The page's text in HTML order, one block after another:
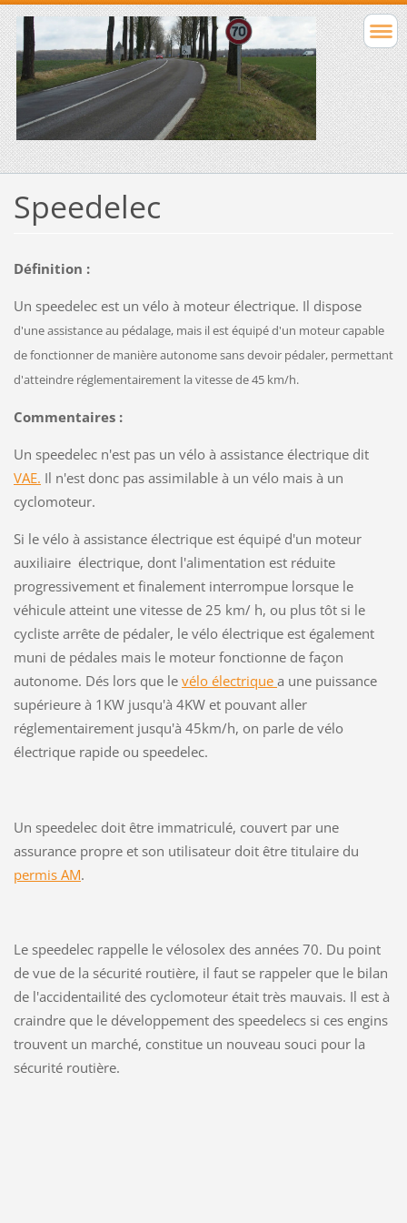
Speedelec
Définition :
Un speedelec est un vélo à moteur électrique. Il dispose
d'une assistance au pédalage, mais il est équipé d'un moteur capable
de fonctionner de manière autonome sans devoir pédaler, permettant
d'atteindre réglementairement la vitesse de 45 km/h.
Commentaires :
Un speedelec n'est pas un vélo à assistance électrique dit
VAE. Il n'est donc pas assimilable à un vélo mais à un
cyclomoteur.
Si le vélo à assistance électrique est équipé d'un moteur
auxiliaire électrique, dont l'alimentation est réduite
progressivement et finalement interrompue lorsque le
véhicule atteint une vitesse de 25 km/ h, ou plus tôt si le
cycliste arrête de pédaler, le vélo électrique est également
muni de pédales mais le moteur fonctionne de façon
autonome. Dés lors que le vélo électrique a une puissance
supérieure à 1KW jusqu'à 4KW et pouvant aller
réglementairement jusqu'à 45km/h, on parle de vélo
électrique rapide ou speedelec.
Un speedelec doit être immatriculé, couvert par une
assurance propre et son utilisateur doit être titulaire du
permis AM.
Le speedelec rappelle le vélosolex des années 70. Du point
de vue de la sécurité routière, il faut se rappeler que le bilan
de l'accidentailité des cyclomoteur était très mauvais. Il est à
craindre que le développement des speedelecs si ces engins
trouvent un marché, constitue un nouveau souci pour la
sécurité routière.